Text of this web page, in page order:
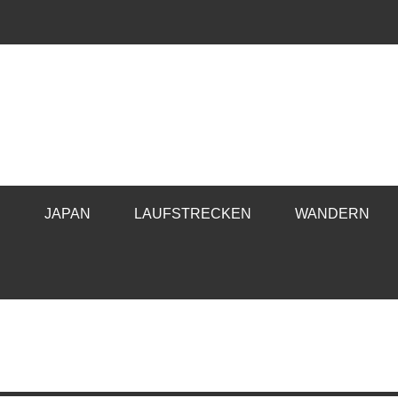
JAPAN LAUFSTRECKEN WANDERN